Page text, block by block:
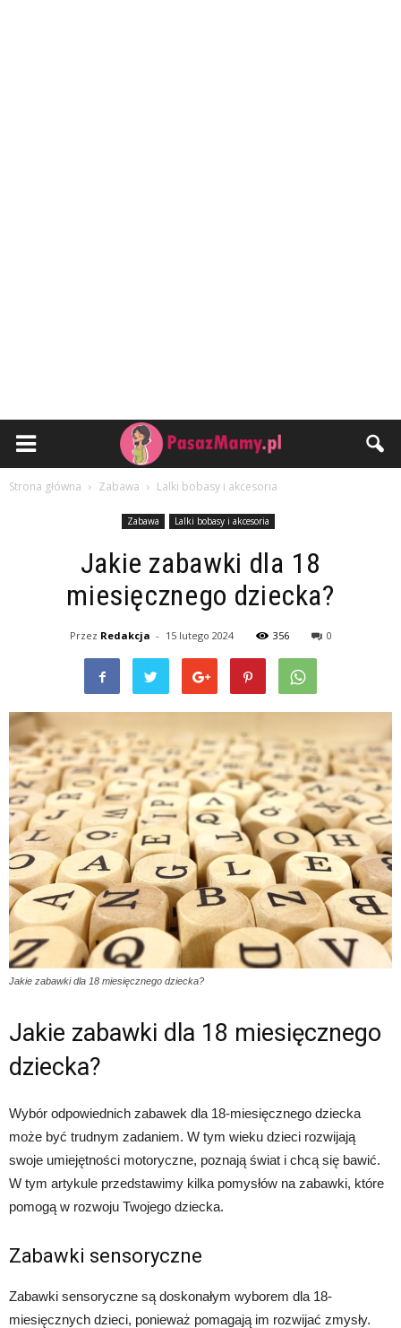
Strona główna Zabawa Lalki bobasy i akcesoria
Zabawa Lalki bobasy i akcesoria
Jakie zabawki dla 18
miesięcznego dziecka?
Przez Redakcja - 15 lutego 2024 356 0
Jakie zabawki dla 18 miesięcznego dziecka?
Jakie zabawki dla 18 miesięcznego
dziecka?
Wybór odpowiednich zabawek dla 18-miesięcznego dziecka
może być trudnym zadaniem. W tym wieku dzieci rozwijają
swoje umiejętności motoryczne, poznają świat i chcą się bawić.
W tym artykule przedstawimy kilka pomysłów na zabawki, które
pomogą w rozwoju Twojego dziecka.
Zabawki sensoryczne
Zabawki sensoryczne są doskonałym wyborem dla 18-
miesięcznych dzieci, ponieważ pomagają im rozwijać zmysły.